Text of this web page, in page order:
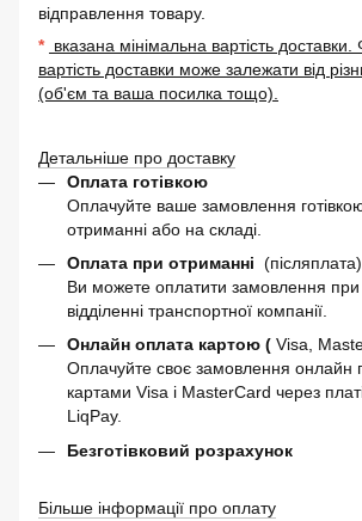
відправлення товару.
* вказана мінімальна вартість доставки.
вартість доставки може залежати від
(об'єм та ваша посилка тощо).
Детальніше про доставку
Оплата готівкою
Оплачуйте ваше замовлення
отриманні або на складі.
Оплата при отриманні (післяплата)
Ви можете оплатити замовлення при
відділенні транспортної компанії.
Онлайн оплата картою ( Visa,
Оплачуйте своє замовлення онлайн
картами Visa і MasterCard через
LiqPay.
Безготівковий розрахунок
Більше інформації про оплату